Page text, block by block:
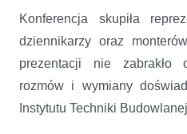
Konferencja skupiła
dziennikarzy oraz
prezentacji nie zabrakło
rozmów i wymiany
Instytutu Techniki